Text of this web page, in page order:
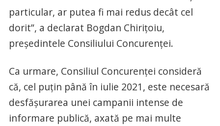
particular, ar putea fi mai redus decât cel
dorit”, a declarat Bogdan Chiriţoiu,
preşedintele Consiliului Concurenţei.
Ca urmare, Consiliul Concurenţei consideră
că, cel puţin până în iulie 2021, este necesară
desfăşurarea unei campanii intense de
informare publică, axată pe mai multe